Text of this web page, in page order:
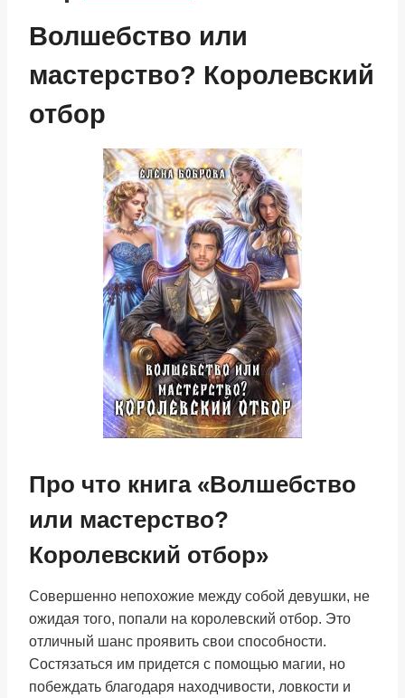
Волшебство или
мастерство? Королевский
отбор
Про что книга «Волшебство
или мастерство?
Королевский отбор»
Совершенно непохожие между собой девушки, не
ожидая того, попали на королевский отбор. Это
отличный шанс проявить свои способности.
Состязаться им придется с помощью магии, но
побеждать благодаря находчивости, ловкости и